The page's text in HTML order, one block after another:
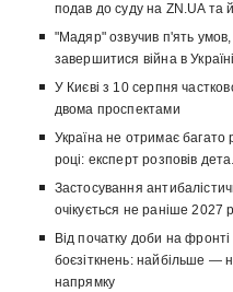
подав до суду на ZN.UA та
"Мадяр" озвучив п'ять
завершитися війна в Україні
У Києві з 10 серпня
двома проспектами
Україна не отримає
році: експерт розповів
Застосування
очікується не раніше 2027
Від початку доби на
боєзіткнень: найбільше —
напрямку